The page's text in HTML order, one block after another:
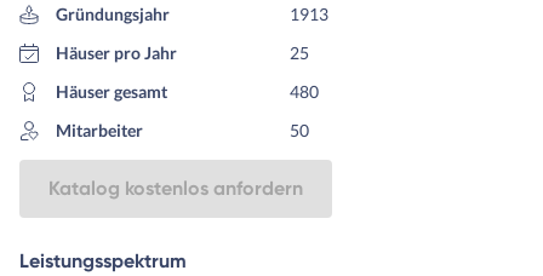
Gründungsjahr
1913
Häuser pro Jahr
25
Häuser gesamt
480
Mitarbeiter
50
Katalog kostenlos anfordern
Leistungsspektrum